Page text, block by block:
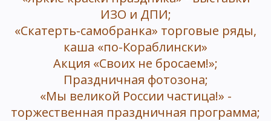
ИЗО и ДПИ;
«Скатерть-самобранка» торговые ряды,
каша «по-Кораблински»
Акция «Своих не бросаем!»;
Праздничная фотозона;
«Мы великой России частица!» -
торжественная праздничная программа;